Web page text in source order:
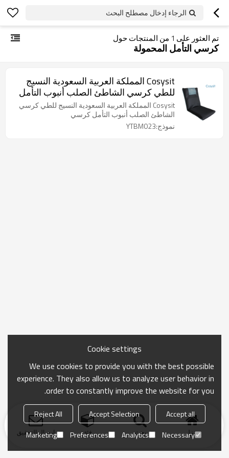
الرجاء إدخال مصطلح البحث
تم العثور على 1 من المنتجات حول
كرسي التأمل المحمولة
Cosysit المملكة العربية السعودية النسيج
للطي كرسي الشاطئ الصلب أنبوب التأمل
كرسيCosysit المملكة العربية السعودية النسيج للطي كرسي
الشاطئ الصلب أنبوب التأمل كرسي
نموذج:YTBM023
منزل بحث فئة ارسال التحقيق
Cookie settings
We use cookies to provide you with the best possible
experience. They also allow us to analyze user behavior in
order to constantly improve the website for you.
Accept all
Accept Selection
Reject All
Necessary
Analytics
Preferences
Marketing